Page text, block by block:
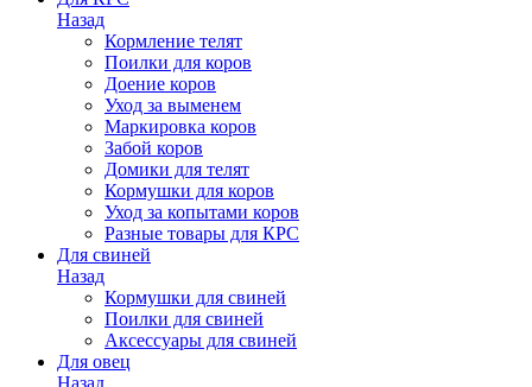
Назад
Кормление телят
Поилки для коров
Доение коров
Уход за выменем
Маркировка коров
Забой коров
Домики для телят
Кормушки для коров
Уход за копытами коров
Разные товары для КРС
Для свиней
Назад
Кормушки для свиней
Поилки для свиней
Аксессуары для свиней
Для овец
Назад